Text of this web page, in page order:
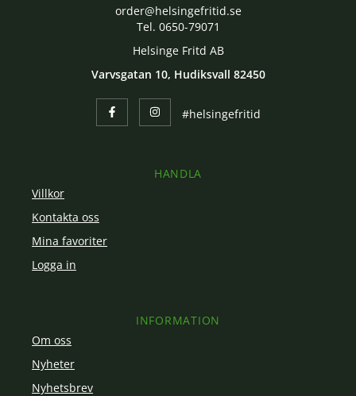
order@helsingefritid.se
Tel. 0650-79071
Helsinge Fritd AB
Varvsgatan 10, Hudiksvall 82450
#helsingefritid
HANDLA
Villkor
Kontakta oss
Mina favoriter
Logga in
INFORMATION
Om oss
Nyheter
Nyhetsbrev